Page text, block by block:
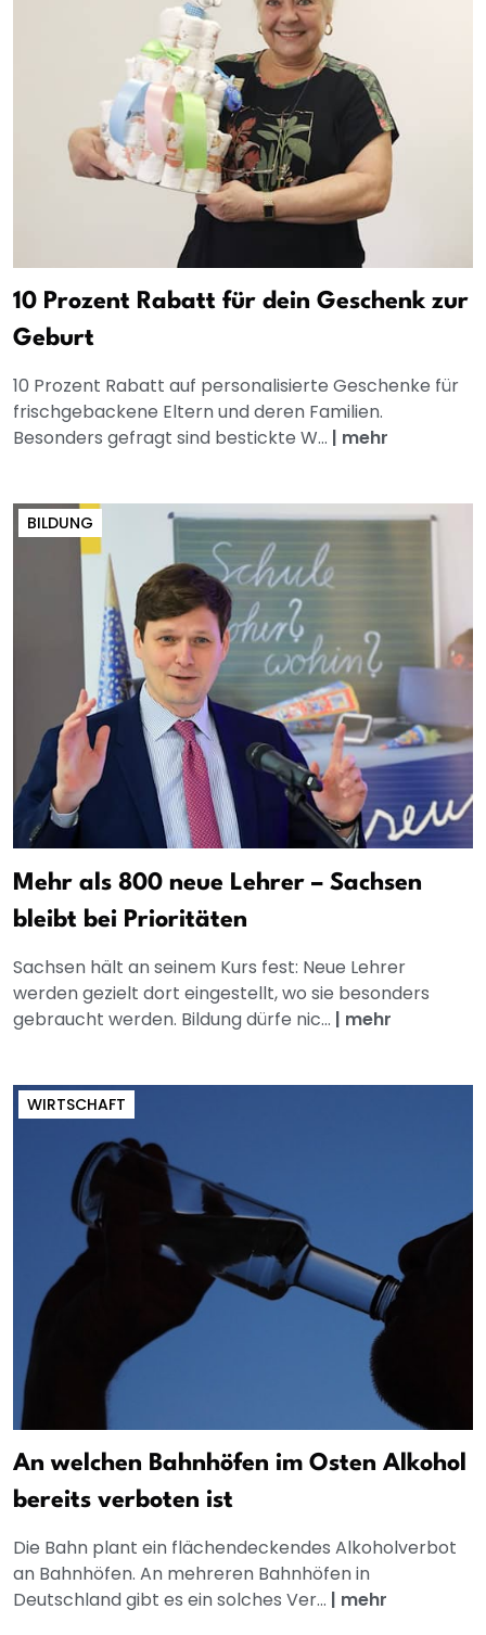
10 Prozent Rabatt für dein Geschenk zur
Geburt
10 Prozent Rabatt auf personalisierte Geschenke für
frischgebackene Eltern und deren Familien.
Besonders gefragt sind bestickte W... | mehr
BILDUNG
Mehr als 800 neue Lehrer – Sachsen
bleibt bei Prioritäten
Sachsen hält an seinem Kurs fest: Neue Lehrer
werden gezielt dort eingestellt, wo sie besonders
gebraucht werden. Bildung dürfe nic... | mehr
WIRTSCHAFT
An welchen Bahnhöfen im Osten Alkohol
bereits verboten ist
Die Bahn plant ein flächendeckendes Alkoholverbot
an Bahnhöfen. An mehreren Bahnhöfen in
Deutschland gibt es ein solches Ver... | mehr